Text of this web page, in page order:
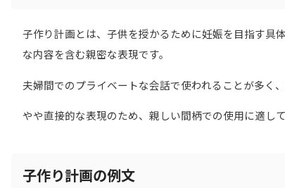
子作り計画とは、子供を授かるために妊娠を目指す具
な内容を含む親密な表現です。
夫婦間でのプライベートな会話で使われることが多く
やや直接的な表現のため、親しい間柄での使用に適し
子作り計画の例文